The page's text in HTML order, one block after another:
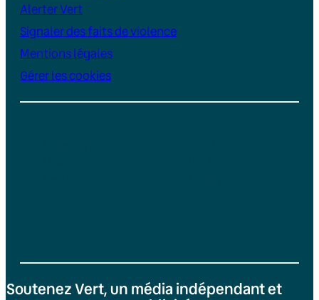
Alerter Vert
Signaler des faits de violence
Mentions légales
Gérer les cookies
Soutenez Vert, un média indépendant et